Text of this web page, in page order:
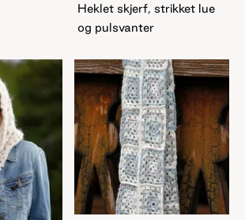
Heklet skjerf, strikket lue
og pulsvanter